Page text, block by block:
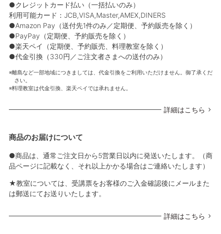
●クレジットカード払い（一括払いのみ）
利用可能カード：JCB,VISA,Master,AMEX,DINERS
●Amazon Pay（送付先1件のみ／定期便、予約販売を除く）
●PayPay（定期便、予約販売を除く）
●楽天ペイ（定期便、予約販売、料理教室を除く）
●代金引換（330円／ご注文者さまへの送付のみ）
離島など一部地域につきましては、代金引換をご利用いただけません。御了承くだ
さい。
料理教室は代金引換、楽天ペイでは承れません。
詳細はこちら
商品のお届けについて
●商品は、通常ご注文日から5営業日以内に発送いたします。（商
品ページに記載なく、それ以上かかる場合はご連絡いたします）
★教室については、受講票をお客様のご入金確認後にメールまた
は郵送にてお送りいたします。
詳細はこちら